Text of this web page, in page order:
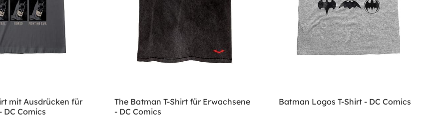
mit Ausdrücken für
DC Comics
The Batman T-Shirt für Erwachsene
- DC Comics
Batman Logos T-Shirt - DC Comics